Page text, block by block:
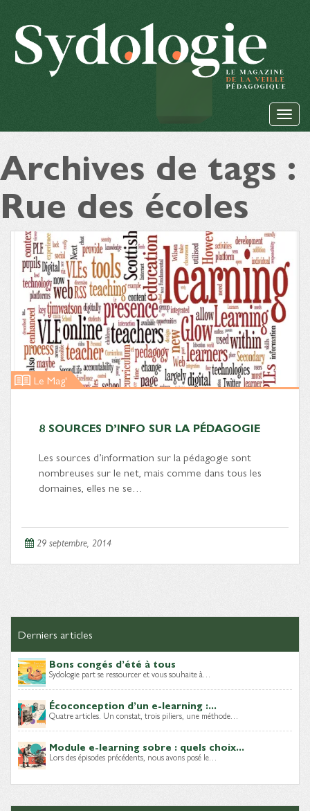
Archives de tags :
Rue des écoles
Le Mag'
8 SOURCES D’INFO SUR LA PÉDAGOGIE
Les sources d’information sur la pédagogie sont
nombreuses sur le net, mais comme dans tous les
domaines, elles ne se…
29 septembre, 2014
Derniers articles
Bons congés d’été à tous
Sydologie part se ressourcer et vous souhaite à…
Écoconception d’un e-learning :...
Quatre articles. Un constat, trois piliers, une méthode…
Module e-learning sobre : quels choix...
Lors des épisodes précédents, nous avons posé le…